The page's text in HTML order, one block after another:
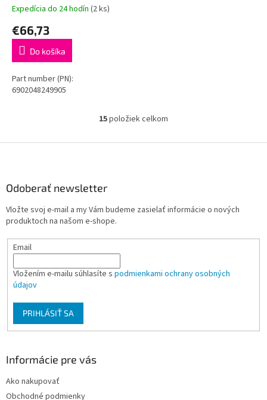
Samsung Watch White
Expedícia do 24 hodín (2 ks)
€66,73
Do košíka
Part number (PN):
6902048249905
O
l
e
r
y
s
15položiek celkom
Odoberať newsletter
Vložte svoj e-mail a my Vám budeme zasielať informácie o nových
produktoch na našom e-shope.
Email
Vložením e-mailu súhlasíte s podmienkami ochrany osobných
údajov
PRIHLÁSIŤ SA
Informácie pre vás
Ako nakupovať
Obchodné podmienky